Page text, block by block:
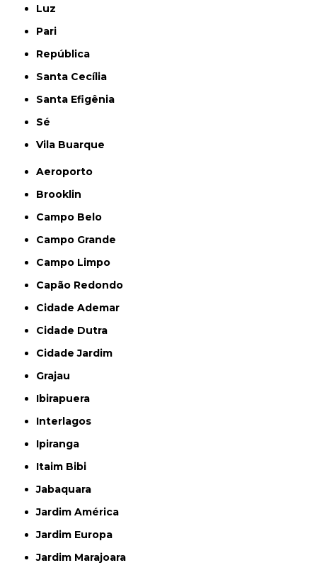
Luz
Pari
República
Santa Cecília
Santa Efigênia
Sé
Vila Buarque
Aeroporto
Brooklin
Campo Belo
Campo Grande
Campo Limpo
Capão Redondo
Cidade Ademar
Cidade Dutra
Cidade Jardim
Grajau
Ibirapuera
Interlagos
Ipiranga
Itaim Bibi
Jabaquara
Jardim América
Jardim Europa
Jardim Marajoara